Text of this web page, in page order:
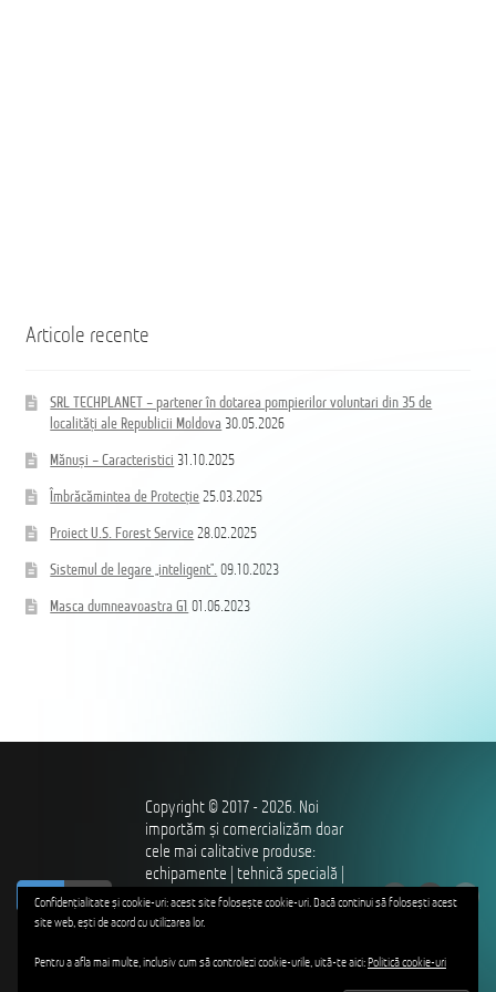
Articole recente
SRL TECHPLANET – partener în dotarea pompierilor voluntari din 35 de
localități ale Republicii Moldova 30.05.2026
Mănuși – Caracteristici 31.10.2025
Îmbrăcămintea de Protecție 25.03.2025
Proiect U.S. Forest Service 28.02.2025
Sistemul de legare „inteligent”. 09.10.2023
Masca dumneavoastra G1 01.06.2023
Confidențialitate și cookie-uri: acest site folosește cookie-uri. Dacă continui să folosești acest
site web, ești de acord cu utilizarea lor.
Pentru a afla mai multe, inclusiv cum să controlezi cookie-urile, uită-te aici: Politică cookie-uri
ro ru
Copyright © 2017 - 2026. Noi
importăm și comercializăm doar
cele mai calitative produse:
echipamente | tehnică specială |
îmbrăcăminte și încălțăminte |
utilaje – pentru profesioniștii
hotarele, ordinea și siguranța